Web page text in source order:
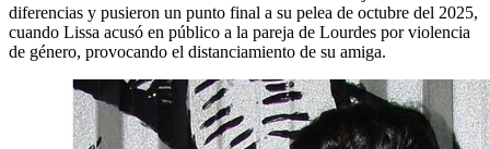
diferencias y pusieron un punto final a su pelea de octubre del 2025,
cuando Lissa acusó en público a la pareja de Lourdes por violencia
de género, provocando el distanciamiento de su amiga.